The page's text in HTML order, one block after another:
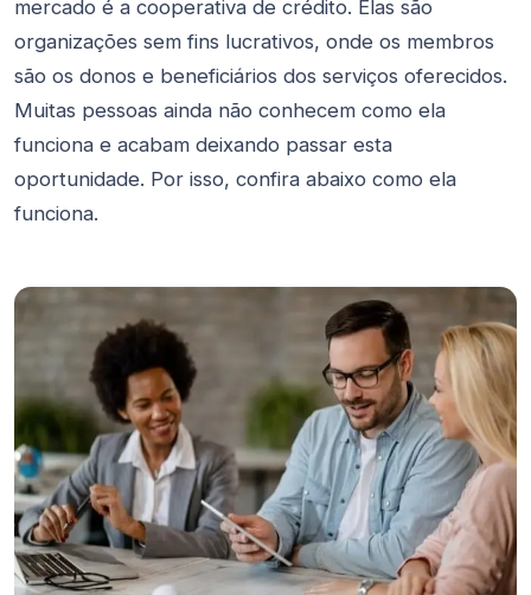
mercado é a cooperativa de crédito. Elas são
organizações sem fins lucrativos, onde os membros
são os donos e beneficiários dos serviços oferecidos.
Muitas pessoas ainda não conhecem como ela
funciona e acabam deixando passar esta
oportunidade. Por isso, confira abaixo como ela
funciona.